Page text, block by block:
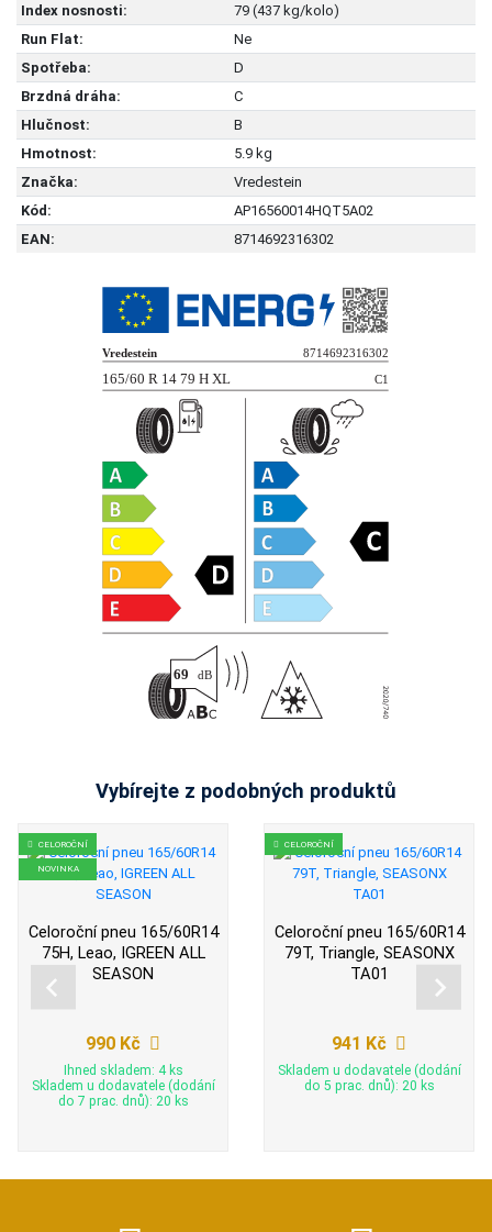
Index nosnosti:
79 (437 kg/kolo)
Run Flat:
Ne
Spotřeba:
D
Brzdná dráha:
C
Hlučnost:
B
Hmotnost:
5.9 kg
Značka:
Vredestein
Kód:
AP16560014HQT5A02
EAN:
8714692316302
Vybírejte z podobných produktů
CELOROČNÍ
NOVINKA
Celoroční pneu 165/60R14
75H, Leao, IGREEN ALL
SEASON
990 Kč
Ihned skladem: 4 ks
Skladem u dodavatele (dodání
do 7 prac. dnů): 20 ks
CELOROČNÍ
Celoroční pneu 165/60R14
79T, Triangle, SEASONX
TA01
941 Kč
Skladem u dodavatele (dodání
do 5 prac. dnů): 20 ks